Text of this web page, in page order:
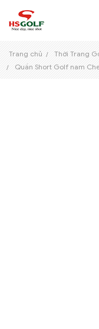
Trang chủ Thời Trang
Quần Short Golf nam